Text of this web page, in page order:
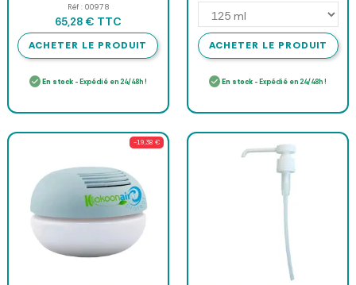
Réf : 00978
65,28 € TTC
ACHETER LE PRODUIT
En stock- Expédié en 24/48h !
ACHETER LE PRODUIT
En stock - Expédié en 24/48h !
-19,38 €